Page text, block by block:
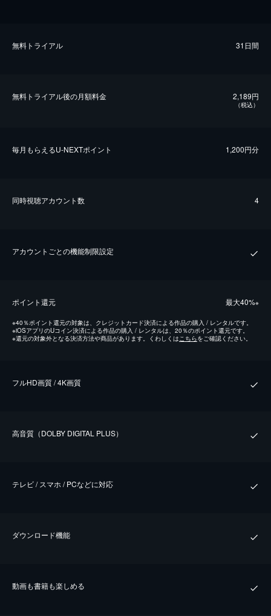
無料トライアル 31日間
無料トライアル後の⽉額料金 2,189円
（税込）
毎⽉もらえるU-NEXTポイント 1,200円分
同時視聴アカウント数 4
アカウントごとの機能制限設定
ポイント還元 最⼤40%※
※40％ポイント還元の対象は、クレジットカード決済による作品の購入 / レンタルです。
※iOSアプリのUコイン決済による作品の購入 / レンタルは、20％のポイント還元です。
※還元の対象外となる決済方法や商品があります。くわしくはこちらをご確認ください。
フルHD画質 / 4K画質
⾼⾳質（DOLBY DIGITAL PLUS）
テレビ / スマホ / PCなどに対応
ダウンロード機能
動画も書籍も楽しめる